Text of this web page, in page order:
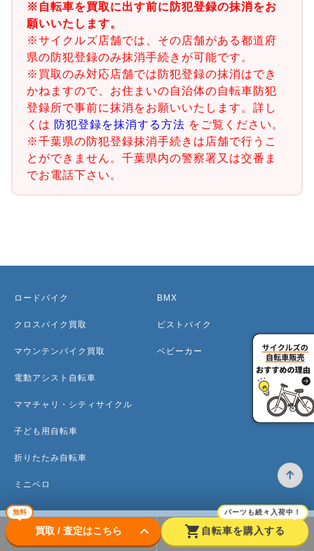
※自転車を買取に出す前に防犯登録の抹消をお
願いいたします。
※サイクルズ店舗では、その店舗がある都道府
県の防犯登録のみ抹消手続きが可能です。
※買取のみ対応店舗では防犯登録の抹消はでき
かねますので、お住まいの自治体の自転車防犯
登録所で事前に抹消をお願いいたします。詳し
くは 防犯登録を抹消する方法 をご覧ください。
※千葉県の防犯登録抹消手続きは店舗で行うこ
とができません。千葉県内の警察署又は交番ま
でお電話下さい。
無料
買取 / 査定はこちら keyboard_arrow_down shopping_cart
パーツも続々入荷中！
自転車を購入する
ロードバイク
クロスバイク買取
マウンテンバイク買取
電動アシスト自転車
ママチャリ・シティサイクル
子ども用自転車
折りたたみ自転車
ミニベロ
BMX
ピストバイク
ベビーカー
トップ 高価買取のワケ